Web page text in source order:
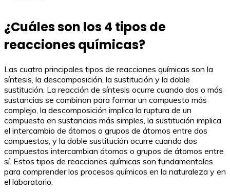
¿Cuáles son los 4 tipos de
reacciones químicas?
Las cuatro principales tipos de reacciones químicas son la
síntesis, la descomposición, la sustitución y la doble
sustitución. La reacción de síntesis ocurre cuando dos o más
sustancias se combinan para formar un compuesto más
complejo, la descomposición implica la ruptura de un
compuesto en sustancias más simples, la sustitución implica
el intercambio de átomos o grupos de átomos entre dos
compuestos, y la doble sustitución ocurre cuando dos
compuestos intercambian átomos o grupos de átomos entre
sí. Estos tipos de reacciones químicas son fundamentales
para comprender los procesos químicos en la naturaleza y en
el laboratorio.